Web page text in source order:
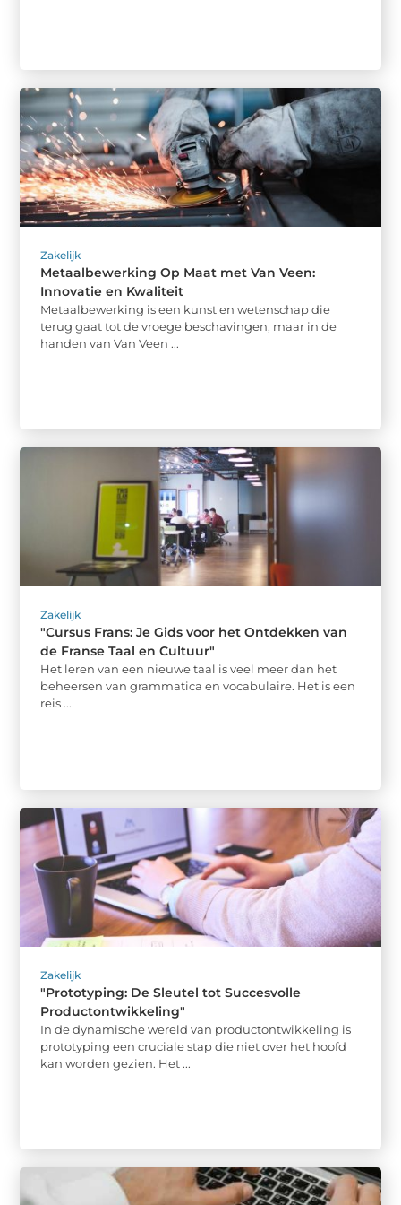
Zakelijk
Metaalbewerking Op Maat met Van Veen:
Innovatie en Kwaliteit
Metaalbewerking is een kunst en wetenschap die
terug gaat tot de vroege beschavingen, maar in de
handen van Van Veen ...
Zakelijk
"Cursus Frans: Je Gids voor het Ontdekken van
de Franse Taal en Cultuur"
Het leren van een nieuwe taal is veel meer dan het
beheersen van grammatica en vocabulaire. Het is een
reis ...
Zakelijk
"Prototyping: De Sleutel tot Succesvolle
Productontwikkeling"
In de dynamische wereld van productontwikkeling is
prototyping een cruciale stap die niet over het hoofd
kan worden gezien. Het ...